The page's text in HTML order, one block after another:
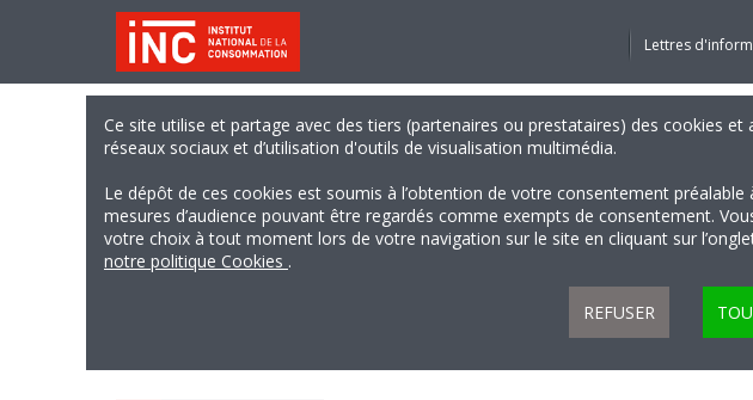
Lettres
Ce site utilise et partage avec des tiers (partenaires ou prestataires) des cookies
réseaux sociaux et d’utilisation d'outils de visualisation multimédia.
Le dépôt de ces cookies est soumis à l’obtention de votre consentement
mesures d’audience pouvant être regardés comme exempts de consentement.
votre choix à tout moment lors de votre navigation sur le site en cliquant sur
notre politique Cookies .
REFUSER